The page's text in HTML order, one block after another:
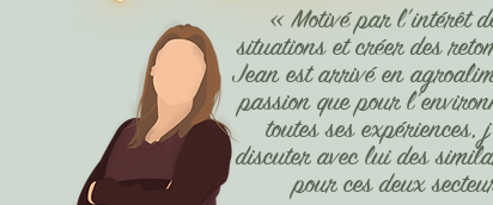
«Motivé par l’intérêt
situations et créer des
Jean est arrivé en
passion que pour
toutes ses expériences,
discuter avec lui des
pour ces deux